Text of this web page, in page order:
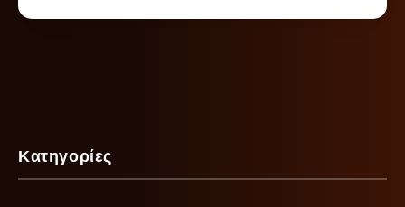
Κατηγορίες